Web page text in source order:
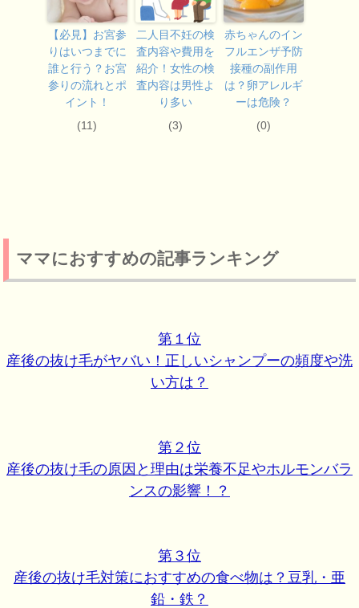
【必見】お宮参
りはいつまでに
誰と行う？お宮
参りの流れとポ
イント！
(11)
二人目不妊の検
査内容や費用を
紹介！女性の検
査内容は男性よ
り多い
(3)
赤ちゃんのイン
フルエンザ予防
接種の副作用
は？卵アレルギ
ーは危険？
(0)
ママにおすすめの記事ランキング
第１位
産後の抜け毛がヤバい！正しいシャンプーの頻度や洗
い方は？
第２位
産後の抜け毛の原因と理由は栄養不足やホルモンバラ
ンスの影響！？
第３位
産後の抜け毛対策におすすめの食べ物は？豆乳・亜
鉛・鉄？